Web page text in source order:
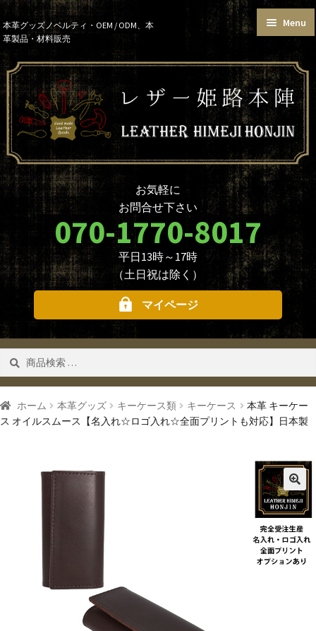
Skip
to
navigation
Skip
to
content
本革グッズノベルティ・OEM / ODM、本
革製品・材料販売
Menu
お買い物ガイド
本革グッズ
本革材料
単語帳サイズおまとめセット
価格帯で選ぶ
名入れ☆ロゴ入れオプションに
ついて
ノベルティ・大口注文について
商品のカスタマイズについて
革製品を取り扱う業者様へ
（OEMについて）
本革材料のカスタムメイド
本革材料一覧
型押し型一覧
お問合せ
お気軽に
お問合せ下さい
070-1770-8017
平日13時～17時
（土日祝は除く）
マイページ
対
象:
検索
ホーム 本革グッズ キーケース類 キーケース
本革 キーケー
ス オイルスムース【名入れ☆ロゴ入れ☆全面プリントも対応】日本製
🔍